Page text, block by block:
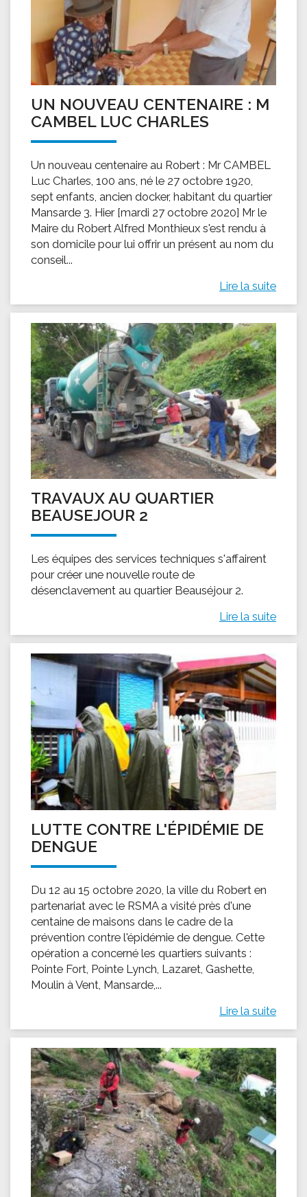
UN NOUVEAU CENTENAIRE : M
CAMBEL LUC CHARLES
Un nouveau centenaire au Robert : Mr CAMBEL
Luc Charles, 100 ans, né le 27 octobre 1920,
sept enfants, ancien docker, habitant du quartier
Mansarde 3. Hier [mardi 27 octobre 2020] Mr le
Maire du Robert Alfred Monthieux s'est rendu à
son domicile pour lui offrir un présent au nom du
conseil...
Lire la suite
TRAVAUX AU QUARTIER
BEAUSEJOUR 2
Les équipes des services techniques s'affairent
pour créer une nouvelle route de
désenclavement au quartier Beauséjour 2.
Lire la suite
LUTTE CONTRE L'ÉPIDÉMIE DE
DENGUE
Du 12 au 15 octobre 2020, la ville du Robert en
partenariat avec le RSMA a visité près d'une
centaine de maisons dans le cadre de la
prévention contre l'épidémie de dengue. Cette
opération a concerné les quartiers suivants :
Pointe Fort, Pointe Lynch, Lazaret, Gashette,
Moulin à Vent, Mansarde,...
Lire la suite